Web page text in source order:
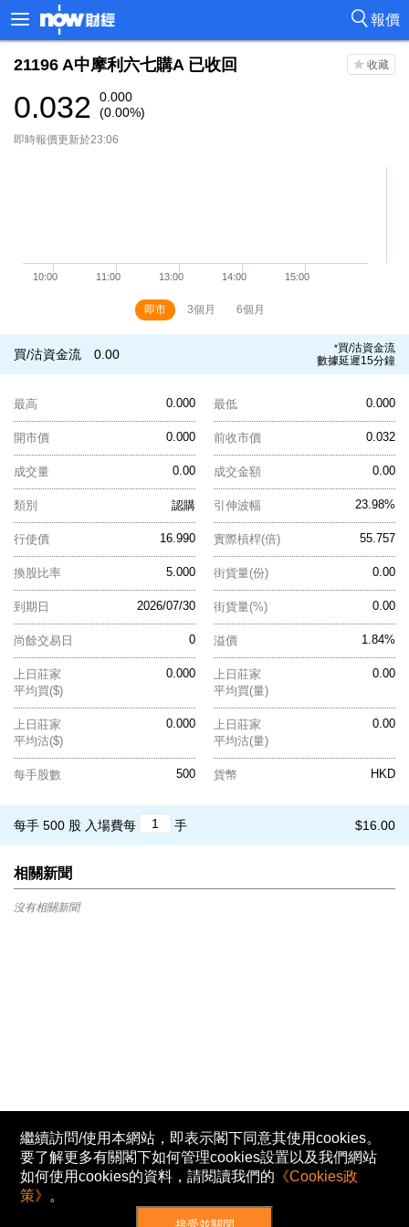
報價
21196 A中摩利六七購A 已收回
0.032
0.000
(0.00%)
即時報價更新於23:06
即市 3個月 6個月
買/沽資金流 0.00 *買/沽資金流
數據延遲15分鐘
0.000
最高 0.000
最低
0.000
開市價 0.032
前收市價
0.00
成交量 0.00
成交金額
認購
類別 23.98%
引伸波幅
16.990
行使價 55.757
實際槓桿(倍)
5.000
換股比率 0.00
街貨量(份)
2026/07/30
到期日 0.00
街貨量(%)
0
尚餘交易日 1.84%
溢價
0.000
上日莊家
平均買($)
0.00
上日莊家
平均買(量)
0.000
上日莊家
平均沽($)
0.00
上日莊家
平均沽(量)
500
每手股數 HKD
貨幣
$16.00
每手 500 股 入場費每 手
相關新聞
沒有相關新聞
繼續訪問/使用本網站，即表示閣下同意其使用cookies。
要了解更多有關閣下如何管理cookies設置以及我們網站
如何使用cookies的資料，請閱讀我們的 《Cookies政
策》 。